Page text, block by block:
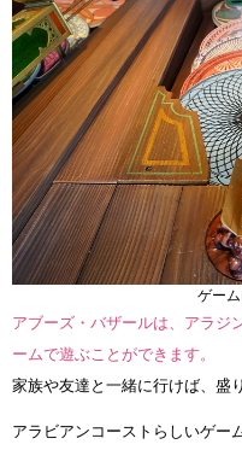
ゲー
アブーズ・バザールは、アラジ
ームで遊ぶことができます。
家族や友達と一緒に行けば、盛
アラビアンコーストらしいゲー